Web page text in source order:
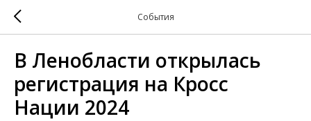
События
В Ленобласти открылась
регистрация на Кросс
Нации 2024